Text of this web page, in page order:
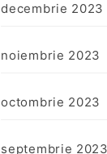
decembrie 2023
noiembrie 2023
octombrie 2023
septembrie 2023